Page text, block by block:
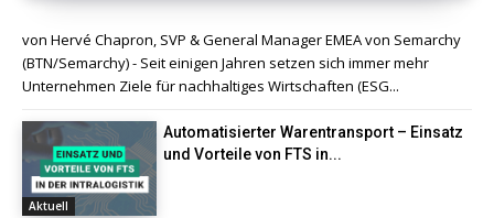
von Hervé Chapron, SVP & General Manager EMEA von Semarchy
(BTN/Semarchy) - Seit einigen Jahren setzen sich immer mehr
Unternehmen Ziele für nachhaltiges Wirtschaften (ESG...
Aktuell
Automatisierter Warentransport – Einsatz
und Vorteile von FTS in...